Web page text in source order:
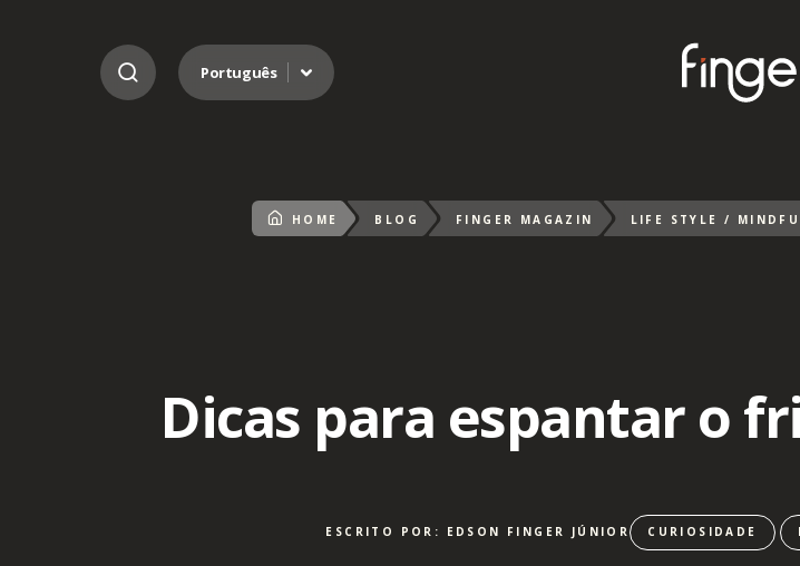
Ir para o conteúdo
Português
HOME BLOG FINGER MAGAZIN LIFE STYLE /
Dicas para espantar o
ESCRITO POR: EDSON FINGER JÚNIOR CURIOSIDADE